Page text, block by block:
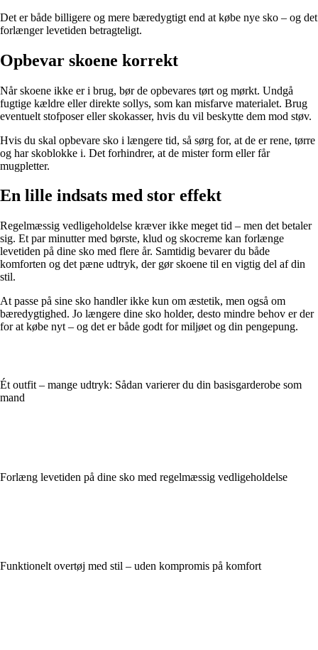
Det er både billigere og mere bæredygtigt end at købe nye sko – og det
forlænger levetiden betragteligt.
Opbevar skoene korrekt
Når skoene ikke er i brug, bør de opbevares tørt og mørkt. Undgå
fugtige kældre eller direkte sollys, som kan misfarve materialet. Brug
eventuelt stofposer eller skokasser, hvis du vil beskytte dem mod støv.
Hvis du skal opbevare sko i længere tid, så sørg for, at de er rene, tørre
og har skoblokke i. Det forhindrer, at de mister form eller får
mugpletter.
En lille indsats med stor effekt
Regelmæssig vedligeholdelse kræver ikke meget tid – men det betaler
sig. Et par minutter med børste, klud og skocreme kan forlænge
levetiden på dine sko med flere år. Samtidig bevarer du både
komforten og det pæne udtryk, der gør skoene til en vigtig del af din
stil.
At passe på sine sko handler ikke kun om æstetik, men også om
bæredygtighed. Jo længere dine sko holder, desto mindre behov er der
for at købe nyt – og det er både godt for miljøet og din pengepung.
Ét outfit – mange udtryk: Sådan varierer du din basisgarderobe som
mand
Forlæng levetiden på dine sko med regelmæssig vedligeholdelse
Funktionelt overtøj med stil – uden kompromis på komfort